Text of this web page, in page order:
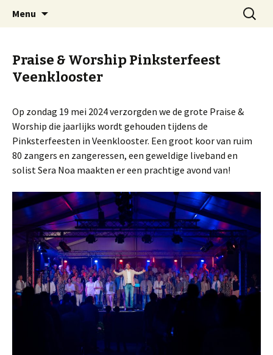
Arnold Wienen
Welkom op mijn website
Menu
Zoeken
naar:
Praise & Worship Pinksterfeest
Veenklooster
Op zondag 19 mei 2024 verzorgden we de grote Praise &
Worship die jaarlijks wordt gehouden tijdens de
Pinksterfeesten in Veenklooster. Een groot koor van ruim
80 zangers en zangeressen, een geweldige liveband en
solist Sera Noa maakten er een prachtige avond van!